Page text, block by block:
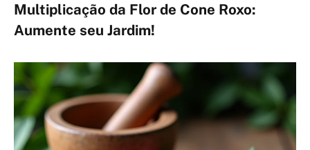
Multiplicação da Flor de Cone Roxo:
Aumente seu Jardim!